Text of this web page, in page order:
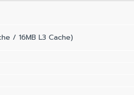
/ 16MB L3 Cache)